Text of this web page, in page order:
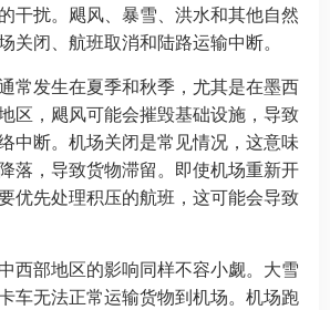
干扰。飓风、暴雪、洪水和其他自然
关闭、航班取消和陆路运输中断。
常发生在夏季和秋季，尤其是在墨西
区，飓风可能会摧毁基础设施，导致
中断。机场关闭是常见情况，这意味
落，导致货物滞留。即使机场重新开
优先处理积压的航班，这可能会导致
西部地区的影响同样不容小觑。大雪
车无法正常运输货物到机场。机场跑